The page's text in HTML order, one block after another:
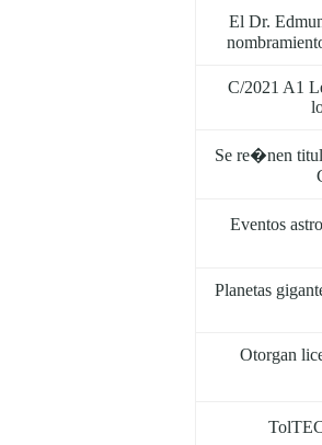
El Dr.
C/2021 A1
Se re�nen
Eventos
Planetas
Otorgan